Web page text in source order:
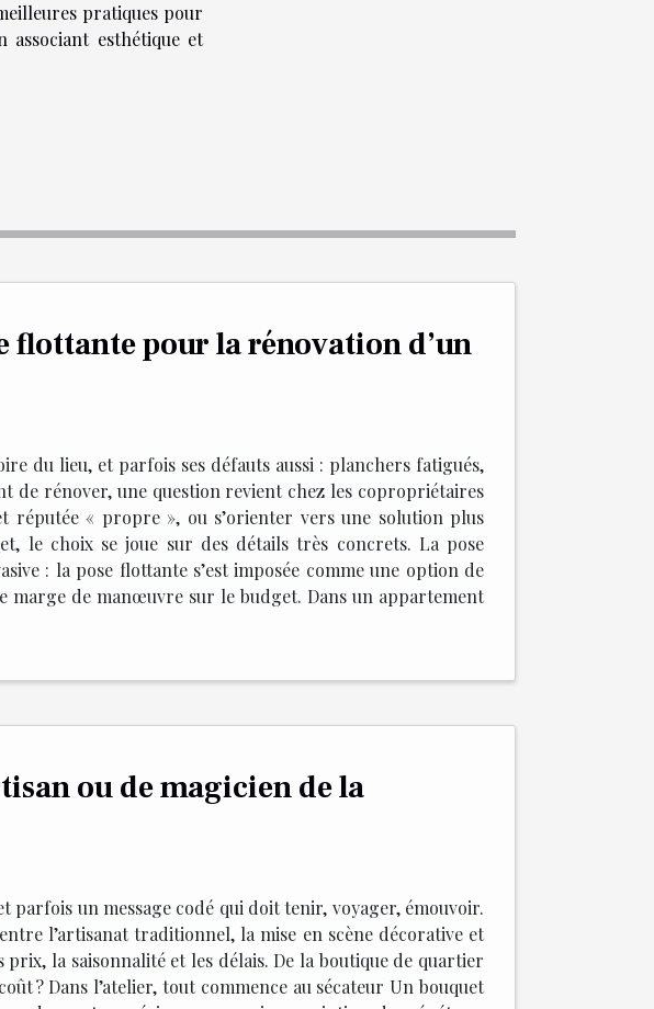
pratiques pour
associant esthétique et
pour la rénovation d’un
du lieu, et parfois ses défauts aussi : planchers fatigués,
de rénover, une question revient chez les copropriétaires
réputée « propre », ou s’orienter vers une solution plus
le choix se joue sur des détails très concrets. La pose
: la pose flottante s’est imposée comme une option de
marge de manœuvre sur le budget. Dans un appartement
ou de magicien de la
parfois un message codé qui doit tenir, voyager, émouvoir.
l’artisanat traditionnel, la mise en scène décorative et
la saisonnalité et les délais. De la boutique de quartier
? Dans l’atelier, tout commence au sécateur Un bouquet